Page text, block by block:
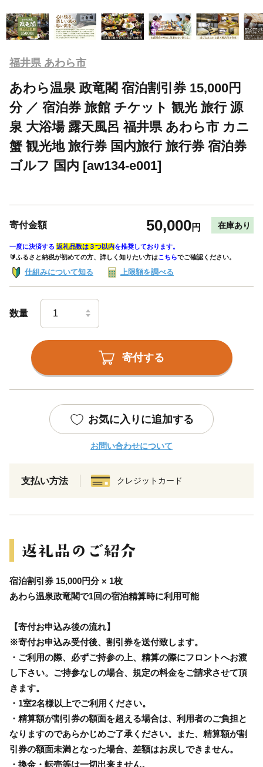
福井県 あわら市
あわら温泉 政竜閣 宿泊割引券 15,000円
分 ／ 宿泊券 旅館 チケット 観光 旅行 源
泉 大浴場 露天風呂 福井県 あわら市 カニ
蟹 観光地 旅行券 国内旅行 旅行券 宿泊券
ゴルフ 国内 [aw134-e001]
寄付金額 50,000円 在庫あり
一度に決済する 返礼品数は３つ以内を推奨しております。
🔰ふるさと納税が初めての方、詳しく知りたい方はこちらでご確認ください。
仕組みについて知る 上限額を調べる
数量
寄付する
お気に入りに追加する
お問い合わせについて
支払い方法 クレジットカード
宿泊割引券 15,000円分 × 1枚
あわら温泉政竜閣で1回の宿泊精算時に利用可能
【寄付お申込み後の流れ】
※寄付お申込み受付後、割引券を送付致します。
・ご利用の際、必ずご持参の上、精算の際にフロントへお渡
し下さい。ご持参なしの場合、規定の料金をご請求させて頂
きます。
・1室2名様以上でご利用ください。
・精算額が割引券の額面を超える場合は、利用者のご負担と
なりますのであらかじめご了承ください。また、精算額が割
引券の額面未満となった場合、差額はお戻しできません。
・換金・転売等は一切出来ません。